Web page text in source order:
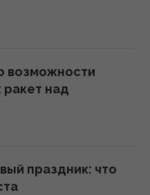
возможности
ракет над
праздник: что